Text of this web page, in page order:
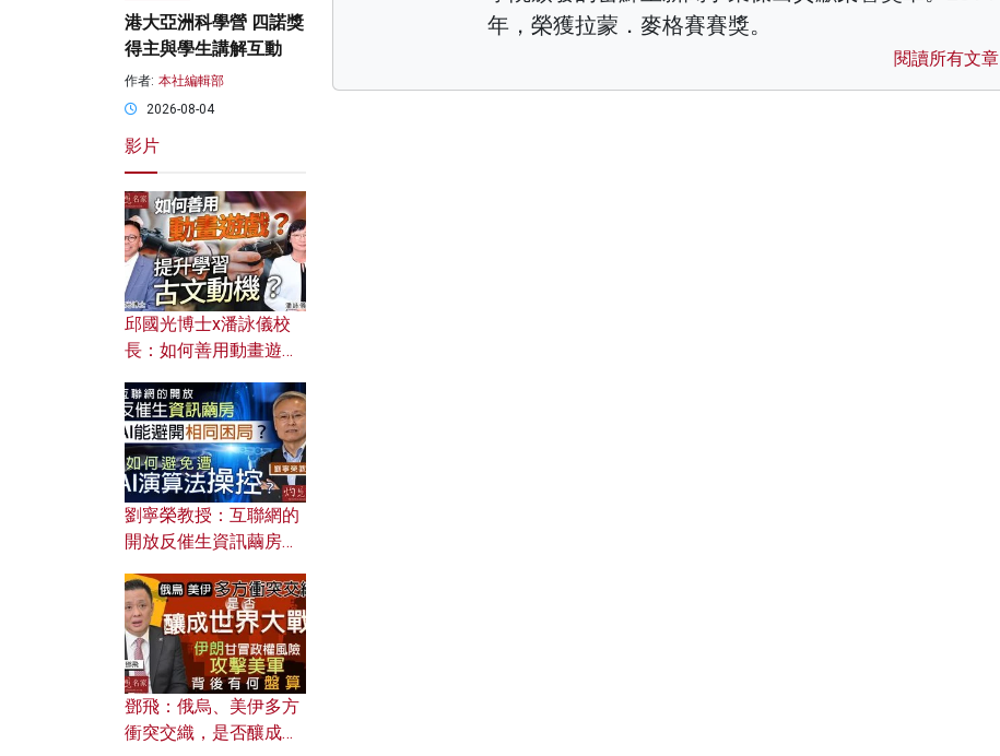
年，榮獲拉蒙．麥格賽賽獎。
閱讀所有文章
港大亞洲科學營 四諾獎
得主與學生講解互動
作者: 本社編輯部
2026-08-04
影片
邱國光博士x潘詠儀校
長：如何善用動畫遊戲
劉寧榮教授：互聯網的
開放反催生資訊繭房，
何避免遭AI演算法操
控？
鄧飛：俄烏、美伊多方
衝突交織，是否釀成世